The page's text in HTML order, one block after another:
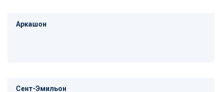
Аркашон
Сент-Эмильон